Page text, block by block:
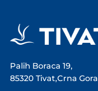
Palih Boraca 19,
85320 Tivat,Crna Gora